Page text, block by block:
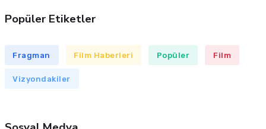
Popüler Etiketler
Fragman Film Haberleri Popüler Film
Vizyondakiler